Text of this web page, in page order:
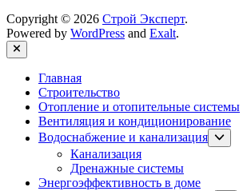
Copyright © 2026 Строй Эксперт.
Powered by WordPress and Exalt.
Close
Главная
Строительство
Отопление и отопительные системы
Вентиляция и кондиционирование
Водоснабжение и канализация
Show
sub
Канализация
Дренажные системы
Энергоэффективность в доме